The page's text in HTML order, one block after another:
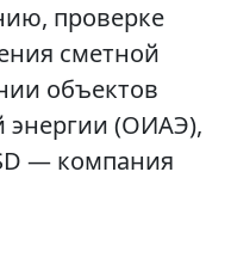
проверке
сметной
объектов
энергии (ОИАЭ),
— компания